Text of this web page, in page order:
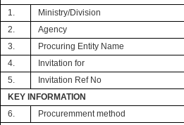
1.
Ministry/Division
2.
Agency
3.
Procuring Entity Name
4.
Invitation for
5.
Invitation Ref No
KEY INFORMATION
6.
Procuremment method